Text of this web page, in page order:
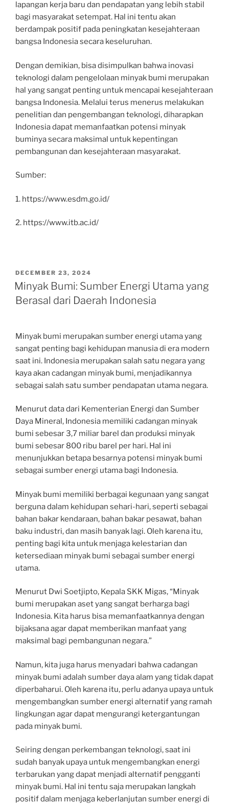
lapangan kerja baru dan pendapatan yang lebih stabil
bagi masyarakat setempat. Hal ini tentu akan
berdampak positif pada peningkatan kesejahteraan
bangsa Indonesia secara keseluruhan.
Dengan demikian, bisa disimpulkan bahwa inovasi
teknologi dalam pengelolaan minyak bumi merupakan
hal yang sangat penting untuk mencapai kesejahteraan
bangsa Indonesia. Melalui terus menerus melakukan
penelitian dan pengembangan teknologi, diharapkan
Indonesia dapat memanfaatkan potensi minyak
buminya secara maksimal untuk kepentingan
pembangunan dan kesejahteraan masyarakat.
Sumber:
1. https://www.esdm.go.id/
2. https://www.itb.ac.id/
POSTED
ON
DECEMBER 23, 2024
Minyak Bumi: Sumber Energi Utama yang
Berasal dari Daerah Indonesia
Minyak bumi merupakan sumber energi utama yang
sangat penting bagi kehidupan manusia di era modern
saat ini. Indonesia merupakan salah satu negara yang
kaya akan cadangan minyak bumi, menjadikannya
sebagai salah satu sumber pendapatan utama negara.
Menurut data dari Kementerian Energi dan Sumber
Daya Mineral, Indonesia memiliki cadangan minyak
bumi sebesar 3,7 miliar barel dan produksi minyak
bumi sebesar 800 ribu barel per hari. Hal ini
menunjukkan betapa besarnya potensi minyak bumi
sebagai sumber energi utama bagi Indonesia.
Minyak bumi memiliki berbagai kegunaan yang sangat
berguna dalam kehidupan sehari-hari, seperti sebagai
bahan bakar kendaraan, bahan bakar pesawat, bahan
baku industri, dan masih banyak lagi. Oleh karena itu,
penting bagi kita untuk menjaga kelestarian dan
ketersediaan minyak bumi sebagai sumber energi
utama.
Menurut Dwi Soetjipto, Kepala SKK Migas, “Minyak
bumi merupakan aset yang sangat berharga bagi
Indonesia. Kita harus bisa memanfaatkannya dengan
bijaksana agar dapat memberikan manfaat yang
maksimal bagi pembangunan negara.”
Namun, kita juga harus menyadari bahwa cadangan
minyak bumi adalah sumber daya alam yang tidak dapat
diperbaharui. Oleh karena itu, perlu adanya upaya untuk
mengembangkan sumber energi alternatif yang ramah
lingkungan agar dapat mengurangi ketergantungan
pada minyak bumi.
Seiring dengan perkembangan teknologi, saat ini
sudah banyak upaya untuk mengembangkan energi
terbarukan yang dapat menjadi alternatif pengganti
minyak bumi. Hal ini tentu saja merupakan langkah
positif dalam menjaga keberlanjutan sumber energi di